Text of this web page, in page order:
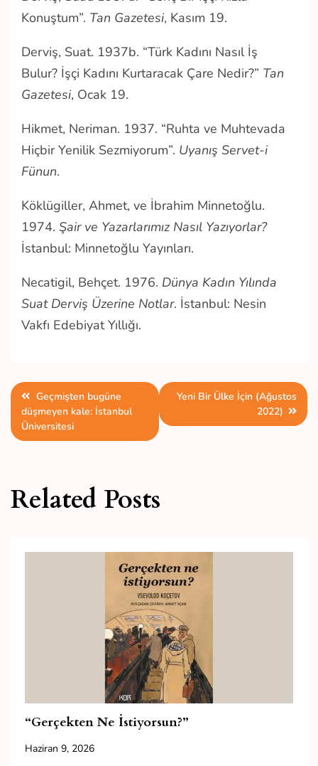
Konuştum”. Tan Gazetesi, Kasım 19.
Derviş, Suat. 1937b. “Türk Kadını Nasıl İş
Bulur? İşçi Kadını Kurtaracak Çare Nedir?” Tan
Gazetesi, Ocak 19.
Hikmet, Neriman. 1937. “Ruhta ve Muhtevada
Hiçbir Yenilik Sezmiyorum”. Uyanış Servet-i
Fünun.
Köklügiller, Ahmet, ve İbrahim Minnetoğlu.
1974. Şair ve Yazarlarımız Nasıl Yazıyorlar?
İstanbul: Minnetoğlu Yayınları.
Necatigil, Behçet. 1976. Dünya Kadın Yılında
Suat Derviş Üzerine Notlar. İstanbul: Nesin
Vakfı Edebiyat Yıllığı.
Yazı
gezinmesi
Geçmişten bugüne
düşmeyen kale: İstanbul
Üniversitesi
Yeni Bir Ülke İçin (Ağustos
2022)
Related Posts
“Gerçekten Ne İstiyorsun?”
Haziran 9, 2026